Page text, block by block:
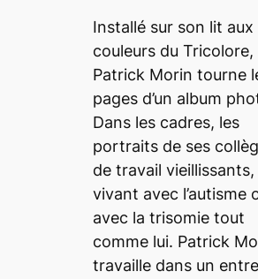
Installé sur son lit aux
couleurs du Tricolore,
Patrick Morin tourne
pages d’un album
Dans les cadres, les
portraits de ses
de travail vieillissants,
vivant avec l’autisme
avec la trisomie tout
comme lui. Patrick
travaille dans un